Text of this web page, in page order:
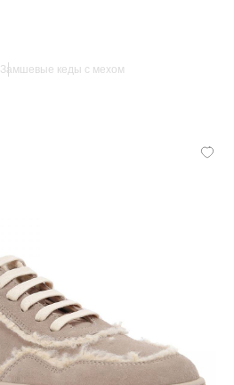
Замшевые кеды с мехом